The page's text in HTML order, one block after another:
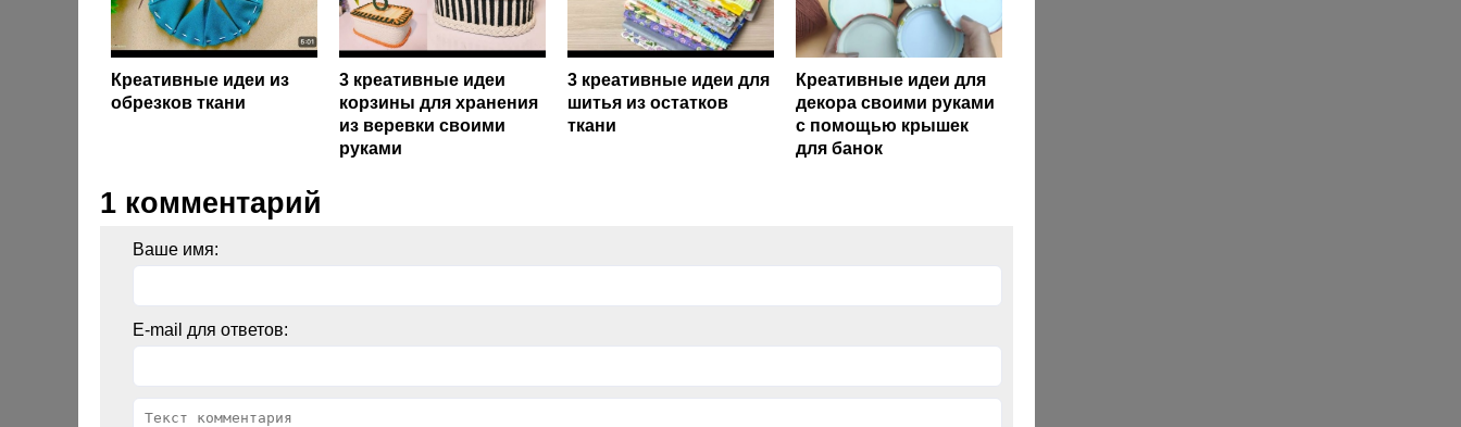
Креативные идеи из
обрезков ткани
3 креативные идеи
корзины для хранения
из веревки своими
руками
3 креативные идеи для
шитья из остатков
ткани
Креативные идеи для
декора своими руками
с помощью крышек
для банок
1 комментарий
Ваше имя:
E-mail для ответов: